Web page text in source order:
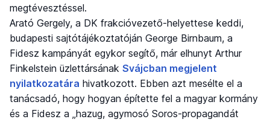
megtévesztéssel.
Arató Gergely, a DK frakcióvezető-helyettese keddi,
budapesti sajtótájékoztatóján George Birnbaum, a
Fidesz kampányát egykor segítő, már elhunyt Arthur
Finkelstein üzlettársának Svájcban megjelent
nyilatkozatára hivatkozott. Ebben azt mesélte el a
tanácsadó, hogy hogyan építette fel a magyar kormány
és a Fidesz a „hazug, agymosó Soros-propagandát